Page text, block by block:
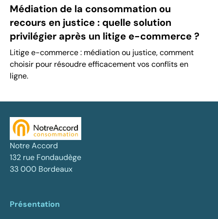
Médiation de la consommation ou
recours en justice : quelle solution
privilégier après un litige e-commerce ?
Litige e-commerce : médiation ou justice, comment
choisir pour résoudre efficacement vos conflits en
ligne.
Notre Accord
132 rue Fondaudège
33 000 Bordeaux
Présentation